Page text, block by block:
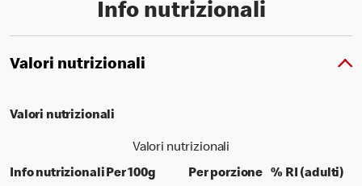
Info nutrizionali
Valori nutrizionali
Valori nutrizionali
Valori nutrizionali
Info nutrizionaliPer 100gper 100 grams
Per porzioneper portion
% RI (adulti)